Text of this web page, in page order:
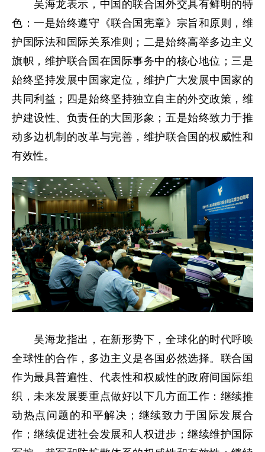
吴海龙表示，中国的联合国外交具有鲜明的特
色：一是始终遵守《联合国宪章》宗旨和原则，维
护国际法和国际关系准则；二是始终高举多边主义
旗帜，维护联合国在国际事务中的核心地位；三是
始终坚持发展中国家定位，维护广大发展中国家的
共同利益；四是始终坚持独立自主的外交政策，维
护建设性、负责任的大国形象；五是始终致力于推
动多边机制的改革与完善，维护联合国的权威性和
有效性。
吴海龙指出，在新形势下，全球化的时代呼唤
全球性的合作，多边主义是各国必然选择。联合国
作为最具普遍性、代表性和权威性的政府间国际组
织，未来发展要重点做好以下几方面工作：继续推
动热点问题的和平解决；继续致力于国际发展合
作；继续促进社会发展和人权进步；继续维护国际